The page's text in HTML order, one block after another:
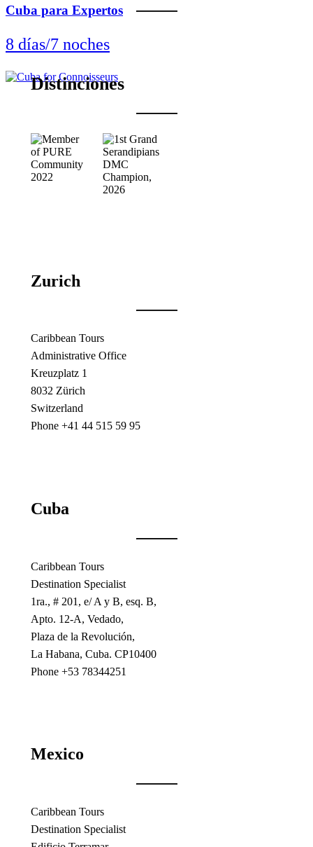
Cuba para Expertos
8 días/7 noches
Distinciones
Zurich
Caribbean Tours
Administrative Office
Kreuzplatz 1
8032 Zürich
Switzerland
Phone +41 44 515 59 95
Cuba
Caribbean Tours
Destination Specialist
1ra., # 201, e/ A y B, esq. B,
Apto. 12-A, Vedado,
Plaza de la Revolución,
La Habana, Cuba. CP10400
Phone +53 78344251
Mexico
Caribbean Tours
Destination Specialist